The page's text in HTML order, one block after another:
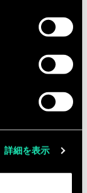
詳細を表示
réalisés